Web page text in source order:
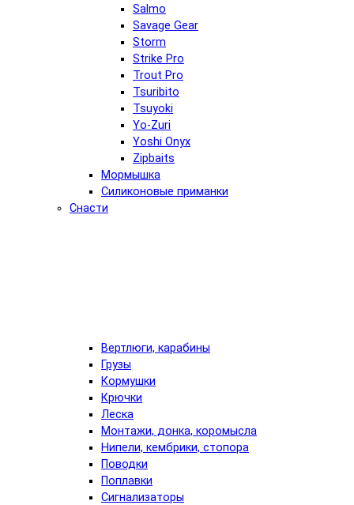
Salmo
Savage Gear
Storm
Strike Pro
Trout Pro
Tsuribito
Tsuyoki
Yo-Zuri
Yoshi Onyx
Zipbaits
Мормышка
Силиконовые приманки
Снасти
Вертлюги, карабины
Грузы
Кормушки
Крючки
Леска
Монтажи, донка, коромысла
Нипели, кембрики, стопора
Поводки
Поплавки
Сигнализаторы